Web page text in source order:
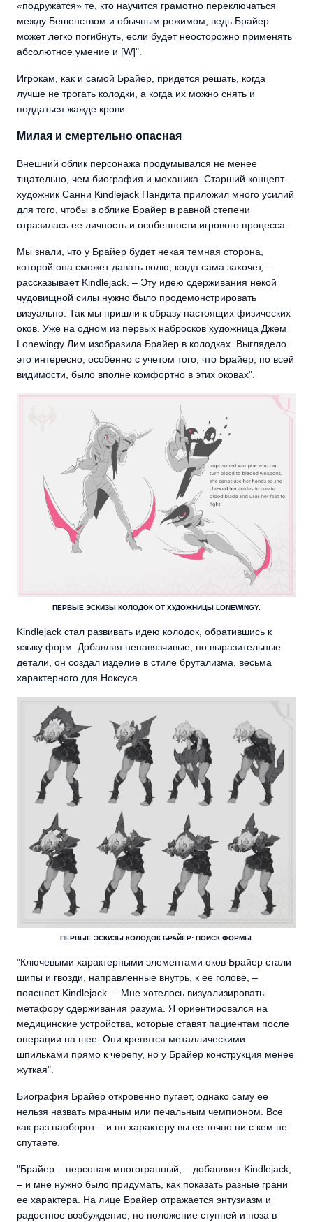
«подружатся» те, кто научится грамотно переключаться
между Бешенством и обычным режимом, ведь Брайер
может легко погибнуть, если будет неосторожно применять
абсолютное умение и [W]".
Игрокам, как и самой Брайер, придется решать, когда
лучше не трогать колодки, а когда их можно снять и
поддаться жажде крови.
Милая и смертельно опасная
Внешний облик персонажа продумывался не менее
тщательно, чем биография и механика. Старший концепт-
художник Санни Kindlejack Пандита приложил много усилий
для того, чтобы в облике Брайер в равной степени
отразилась ее личность и особенности игрового процесса.
Мы знали, что у Брайер будет некая темная сторона,
которой она сможет давать волю, когда сама захочет, –
рассказывает Kindlejack. – Эту идею сдерживания некой
чудовищной силы нужно было продемонстрировать
визуально. Так мы пришли к образу настоящих физических
оков. Уже на одном из первых набросков художница Джем
Lonewingy Лим изобразила Брайер в колодках. Выглядело
это интересно, особенно с учетом того, что Брайер, по всей
видимости, было вполне комфортно в этих оковах".
ПЕРВЫЕ ЭСКИЗЫ КОЛОДОК ОТ ХУДОЖНИЦЫ LONEWINGY.
Kindlejack стал развивать идею колодок, обратившись к
языку форм. Добавляя ненавязчивые, но выразительные
детали, он создал изделие в стиле брутализма, весьма
характерного для Ноксуса.
ПЕРВЫЕ ЭСКИЗЫ КОЛОДОК БРАЙЕР: ПОИСК ФОРМЫ.
"Ключевыми характерными элементами оков Брайер стали
шипы и гвозди, направленные внутрь, к ее голове, –
поясняет Kindlejack. – Мне хотелось визуализировать
метафору сдерживания разума. Я ориентировался на
медицинские устройства, которые ставят пациентам после
операции на шее. Они крепятся металлическими
шпильками прямо к черепу, но у Брайер конструкция менее
жуткая".
Биография Брайер откровенно пугает, однако саму ее
нельзя назвать мрачным или печальным чемпионом. Все
как раз наоборот – и по характеру вы ее точно ни с кем не
спутаете.
"Брайер – персонаж многогранный, – добавляет Kindlejack,
– и мне нужно было придумать, как показать разные грани
ее характера. На лице Брайер отражается энтузиазм и
радостное возбуждение, но положение ступней и поза в